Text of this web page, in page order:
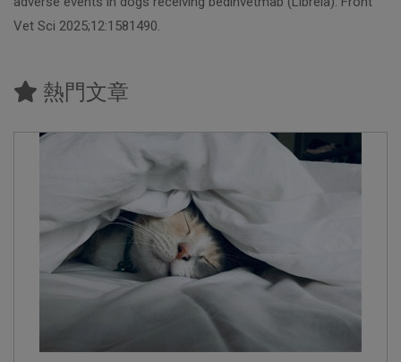
Vet Sci 2025;12:1581490.
熱門文章